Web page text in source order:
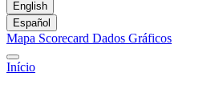
English
Español
Mapa Scorecard Dados Gráficos
Início